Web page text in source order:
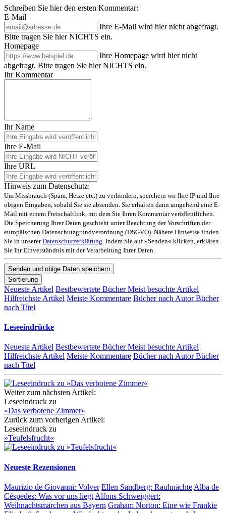
Schreiben Sie hier den ersten Kommentar:
E-Mail
Ihre E-Mail wird hier nicht abgefragt.
Bitte tragen Sie hier NICHTS ein.
Homepage
Ihre Homepage wird hier nicht
abgefragt. Bitte tragen Sie hier NICHTS ein.
Ihr Kommentar
Ihr Name
Ihre E-Mail
Ihre URL
Hinweis zum Datenschutz:
Um Missbrauch (Spam, Hetze etc.) zu verhindern, speichern wir Ihre IP und Ihre
obigen Eingaben, sobald Sie sie absenden. Sie erhalten dann umgehend eine E-
Mail mit einem Freischaltlink, mit dem Sie Ihren Kommentar veröffentlichen.
Die Speicherung Ihrer Daten geschieht unter Beachtung der Vorschriften der
europäischen Datenschutzgrundverordnung (DSGVO). Nähere Hinweise finden
Sie in unsererDatenschutzerklärung . Indem Sie auf »Senden« klicken, erklären
Sie Ihr Einverständnis mit der Verarbeitung Ihrer Daten.
Sortierung
Neueste Artikel Bestbewertete BücherMeist besuchte Artikel
Hilfreichste Artikel Meiste Kommentare Bücher nach AutorBücher
nach Titel
Leseeindrücke
Neueste Artikel Bestbewertete BücherMeist besuchte Artikel
Hilfreichste Artikel Meiste Kommentare Bücher nach AutorBücher
nach Titel
Weiter zum nächsten Artikel:
Leseeindruck zu
»Das verbotene Zimmer«
Zurück zum vorherigen Artikel:
Leseeindruck zu
»Teufelsfrucht«
Neueste Rezensionen
Maurizio de Giovanni: Volver Ellen Sandberg: Rauhnächte Alba de
Céspedes: Was vor uns liegt Alfons Schweiggert:
Weihnachtsmärchen aus Bayern Graham Norton: Eine wie Frankie